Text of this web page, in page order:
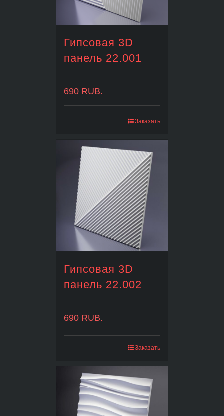
Гипсовая 3D
панель 22.001
690RUB.
Заказать
Гипсовая 3D
панель 22.002
690RUB.
Заказать